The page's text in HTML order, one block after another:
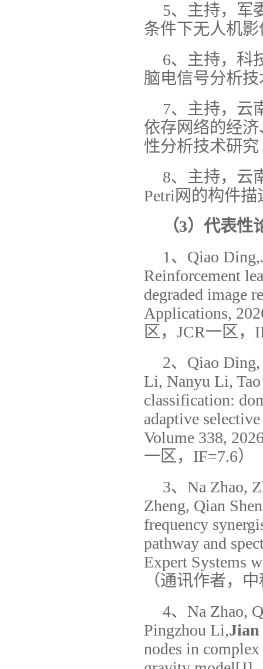
5、主持，军
条件下无人机
6、主持，科
脑电信号分析
7、主持，云
依存网络的经
性分析技术研
8、主持，云
Petri网的构件
（3）代表性
1、Qiao Ding,
Reinforcement
degraded image
Applications,
区，JCR一区，
2、Qiao
Li, Nanyu Li, Tao
classification:
adaptive
Volume 338,
一区，IF=7.6）
3、Na Zhao,
Zheng, Qian
frequency
pathway and
Expert Systems
（通讯作者，
4、Na Zhao,
Pingzhou Li,Jian
nodes in